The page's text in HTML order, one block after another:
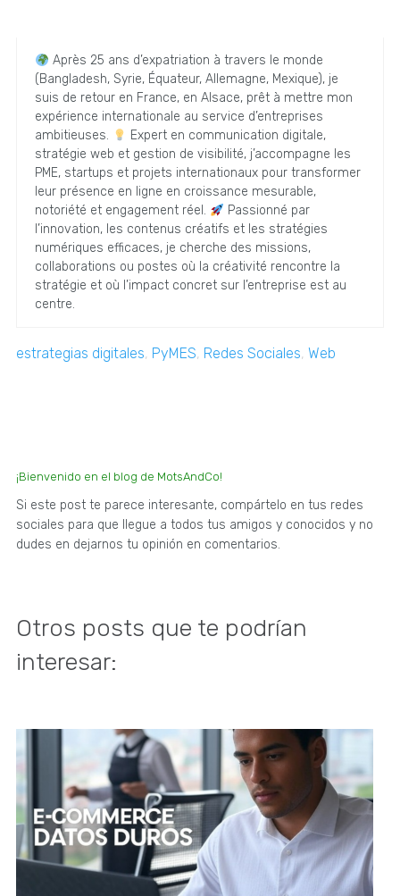
Après 25 ans d’expatriation à travers le monde
(Bangladesh, Syrie, Équateur, Allemagne, Mexique), je
suis de retour en France, en Alsace, prêt à mettre mon
expérience internationale au service d’entreprises
ambitieuses.
Expert en communication digitale,
stratégie web et gestion de visibilité, j’accompagne les
PME, startups et projets internationaux pour transformer
leur présence en ligne en croissance mesurable,
notoriété et engagement réel.
Passionné par
l’innovation, les contenus créatifs et les stratégies
numériques efficaces, je cherche des missions,
collaborations ou postes où la créativité rencontre la
stratégie et où l’impact concret sur l’entreprise est au
centre.
estrategias digitales, PyMES, Redes Sociales, Web
¡Bienvenido en el blog de MotsAndCo!
Si este post te parece interesante, compártelo en tus redes
sociales para que llegue a todos tus amigos y conocidos y no
dudes en dejarnos tu opinión en comentarios.
Otros posts que te podrían
interesar: